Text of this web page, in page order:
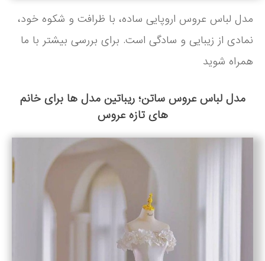
مدل لباس عروس اروپایی ساده، با ظرافت و شکوه خود،
نمادی از زیبایی و سادگی است. برای بررسی بیشتر با ما
همراه شوید
مدل لباس عروس ساتن؛ ریباتین مدل ها برای خانم
های تازه عروس